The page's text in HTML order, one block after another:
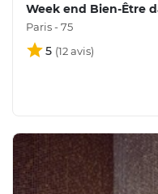
Week end Bien-Être
Paris - 75
5